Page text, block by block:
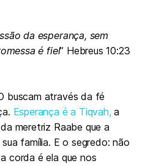
da esperança, sem
é fiel” Hebreus 10:23
buscam através da fé
Esperança é a Tiqvah,a
meretriz Raabe que a
família. E o segredo: não
corda é ela que nos